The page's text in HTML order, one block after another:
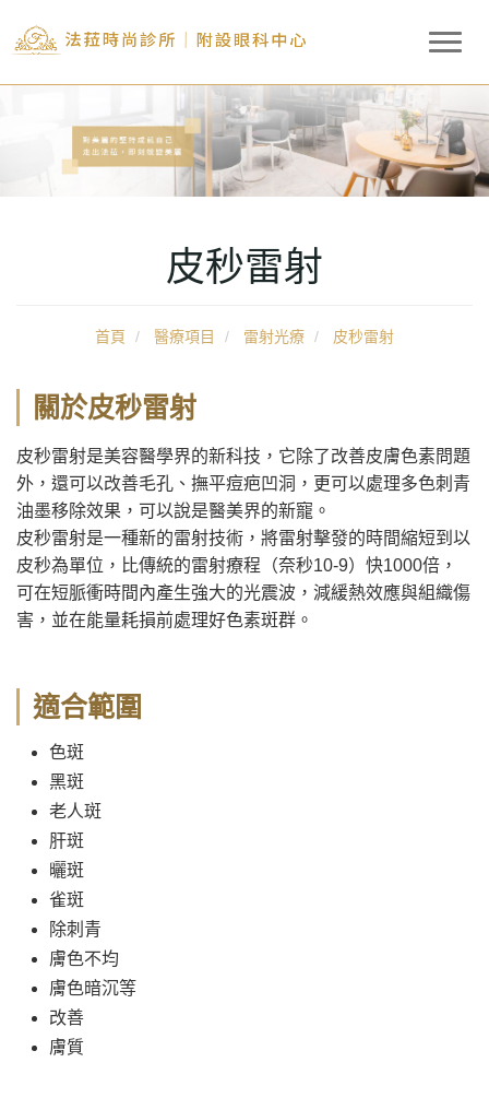
T
g
e
n
皮秒雷射
首頁 醫療項目 雷射光療 皮秒雷射
關於皮秒雷射
皮秒雷射是美容醫學界的新科技，它除了改善皮膚色素問題
外，還可以改善毛孔、撫平痘疤凹洞，更可以處理多色刺青
油墨移除效果，可以說是醫美界的新寵。
皮秒雷射是一種新的雷射技術，將雷射擊發的時間縮短到以
皮秒為單位，比傳統的雷射療程（奈秒10-9）快1000倍，
可在短脈衝時間內產生強大的光震波，減緩熱效應與組織傷
害，並在能量耗損前處理好色素斑群。
適合範圍
色斑
黑斑
老人斑
肝斑
曬斑
雀斑
除刺青
膚色不均
膚色暗沉等
改善
膚質